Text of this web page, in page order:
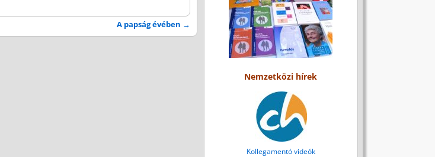
A papság évében →
Nemzetközi hírek
Kollegamentó videók